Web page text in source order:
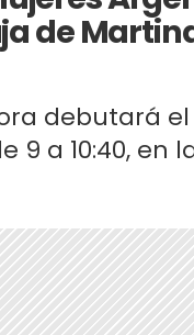
de
debutará el
9 a 10:40, en